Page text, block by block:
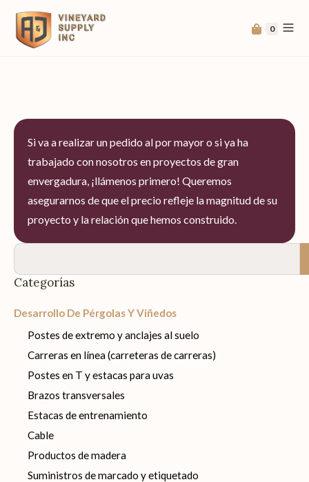
0
Si va a realizar un pedido al por mayor o si ya ha
trabajado con nosotros en proyectos de gran
envergadura, ¡llámenos primero! Queremos
asegurarnos de que el precio refleje la magnitud de su
proyecto y la relación que hemos construido.
Categorías
Desarrollo De Pérgolas Y Viñedos
Postes de extremo y anclajes al suelo
Carreras en línea (carreteras de carreras)
Postes en T y estacas para uvas
Brazos transversales
Estacas de entrenamiento
Cable
Productos de madera
Suministros de marcado y etiquetado